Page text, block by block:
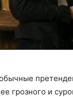
грозного и